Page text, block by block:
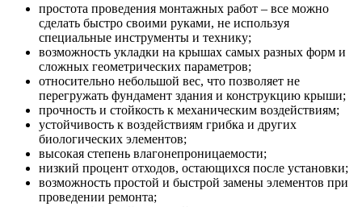
простота проведения монтажных работ – все можно
сделать быстро своими руками, не используя
специальные инструменты и технику;
возможность укладки на крышах самых разных форм и
сложных геометрических параметров;
относительно небольшой вес, что позволяет не
перегружать фундамент здания и конструкцию крыши;
прочность и стойкость к механическим воздействиям;
устойчивость к воздействиям грибка и других
биологических элементов;
высокая степень влагонепроницаемости;
низкий процент отходов, остающихся после установки;
возможность простой и быстрой замены элементов при
проведении ремонта;